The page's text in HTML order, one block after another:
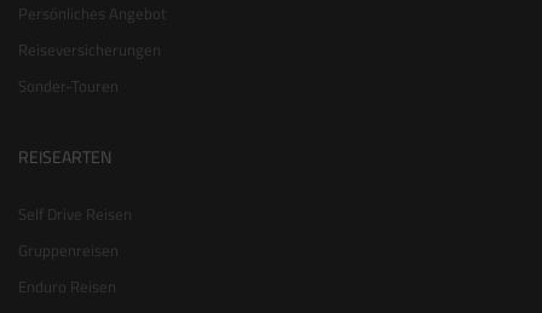
Persönliches Angebot
Reiseversicherungen
Sonder-Touren
REISEARTEN
Self Drive Reisen
Gruppenreisen
Enduro Reisen